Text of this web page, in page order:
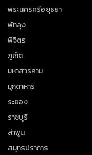
พระนครศรีอยุธยา
พัทลุง
พิจิตร
ภูเก็ต
มหาสารคาม
มุกดาหาร
ระยอง
ราชบุรี
ลำพูน
สมุทรปราการ